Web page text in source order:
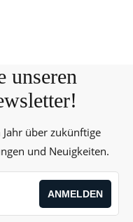
unseren
über zukünftige
und Neuigkeiten.